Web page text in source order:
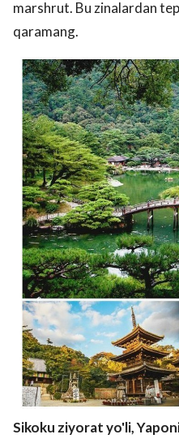
marshrut. Bu zinalardan
qaramang.
Sikoku ziyorat yo'li,